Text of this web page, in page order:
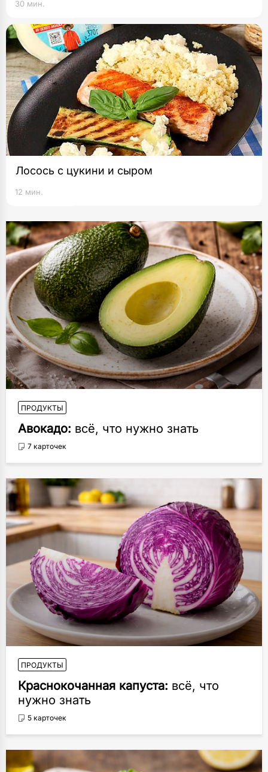
30 мин.
Лосось с цукини и сыром
12 мин.
ПРОДУКТЫ
Авокадо: всё, что нужно знать
7 карточек
ПРОДУКТЫ
Краснокочанная капуста: всё, что
нужно знать
5 карточек